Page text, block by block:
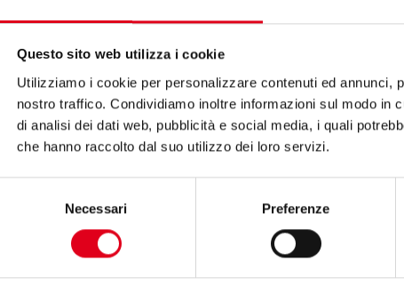
Questo sito web utilizza i cookie
Utilizziamo i cookie per personalizzare contenuti ed annunci,
nostro traffico. Condividiamo inoltre informazioni sul modo
di analisi dei dati web, pubblicità e social media, i quali
che hanno raccolto dal suo utilizzo dei loro servizi.
Necessari Preferenze
Testi di capitolato